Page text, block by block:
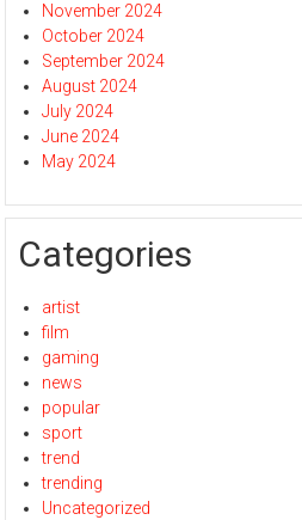
November 2024
October 2024
September 2024
August 2024
July 2024
June 2024
May 2024
Categories
artist
film
gaming
news
popular
sport
trend
trending
Uncategorized